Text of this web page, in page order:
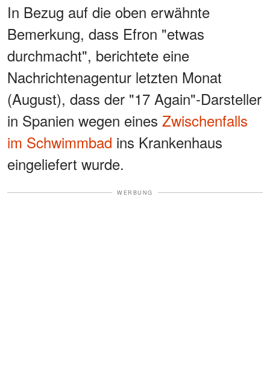
In Bezug auf die oben erwähnte
Bemerkung, dass Efron "etwas
durchmacht", berichtete eine
Nachrichtenagentur letzten Monat
(August), dass der "17 Again"-Darsteller
in Spanien wegen eines Zwischenfalls
im Schwimmbad ins Krankenhaus
eingeliefert wurde.
WERBUNG